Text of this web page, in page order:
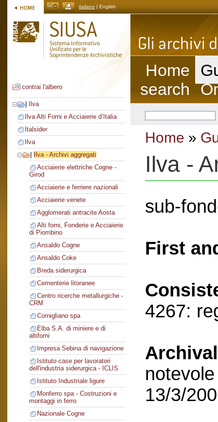
italiano | English
contrai l'albero
Ilva
Ilva Alti Forni e Acciaierie d’Italia
Italsider
Ilva
Ilva - Archivi aggregati
Acciaierie elettriche Cogne -
Girod
Acciaierie e ferriere nazionali
Acciaierie venete
Agglomerati antracite Aosta
Alti forni, Fonderie e Acciaierie
di Piombino
Ansaldo Cogne
Ansaldo Coke
Breda siderurgica
Cementerie litoranee
Centro ricerche metallurgiche -
CRM
Cornigliano spa
Elba S.A. di miniere e di
altiforni
Impresa Sebina di navigazione
Istituto case per lavoratori
dell'industria siderurgica - ICLIS
Istituto Industriale ligure
Monferro spa - Costruzioni e
montaggi in ferro
Nazionale Cogne
Home
search
Home »
Ilva -
sub-
First
4267:
13/3/